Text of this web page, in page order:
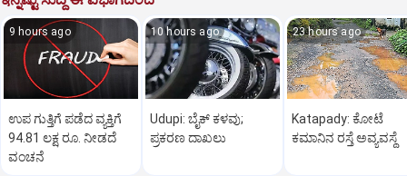
9 hours ago
ಉಪ ಗುತ್ತಿಗೆ ಪಡೆದ ವ್ಯಕ್ತಿಗೆ
94.81 ಲಕ್ಷ ರೂ. ನೀಡದೆ
ವಂಚನೆ
10 hours ago
Udupi: ಬೈಕ್ ಕಳವು;
ಪ್ರಕರಣ ದಾಖಲು
23 hours ago
Katapady: ಕೋಟೆ
ಕಮಾನಿನ ರಸ್ತೆ ಅವ್ಯವಸ್ಥೆ